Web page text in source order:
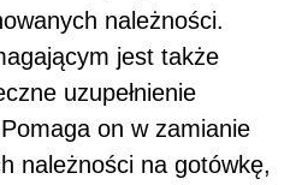
należności.
jest także
uzupełnienie
on w zamianie
należności na gotówkę,